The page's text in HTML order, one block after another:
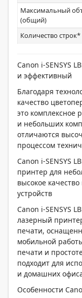
Максимальный
(общий)
Количество строк*
Canon i-SENSYS
и эффективный
Благодаря
качество
это комплексное
и небольших
отличаются
процессом
Canon i-SENSYS
принтер для
высокое
устройств
Canon i-SENSYS
лазерный
печати,
мобильной
печати и
подходит для
и домашних
Особенности